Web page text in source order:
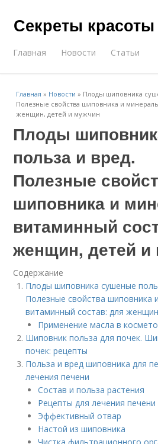
Секреты
Главная Новости Статьи
Главная » Новости » Плоды шиповника
Полезные свойства шиповника и
женщин, детей и мужчин
Плоды
польза и вред.
Полезные
шиповника и
витаминный
женщин, детей и
Содержание
Плоды шиповника сушеные
Полезные свойства шиповника
витаминный состав: для
Применение масла в
Шиповник польза для почек.
почек: рецепты
Польза и вред шиповника для
лечения печени
Состав и польза растения
Рецепты для лечения печени
Эффективный отвар
Настой из шиповника